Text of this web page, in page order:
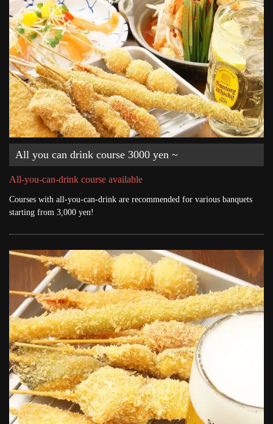
All you can drink course 3000 yen ~
All-you-can-drink course available
Courses with all-you-can-drink are recommended for various banquets
starting from 3,000 yen!